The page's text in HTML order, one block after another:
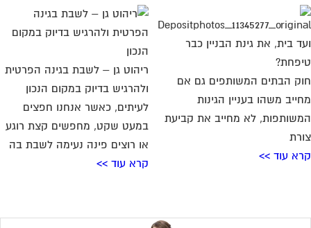
בית, את גינת הבניין כבר
הבתים המשותפים גם אם
משהו בעניין הגינות
לא מחייב את קביעת
עוד >>
ריהוט גן – לשבת בגינה הפרטית
ולהרגיש בדיוק במקום הנכון
לעיתים, כאשר אנחנו חפצים
במעט שקט, מחפשים קצת רוגע
או רוצים פינה נעימה לשבת בה
קרא עוד >>